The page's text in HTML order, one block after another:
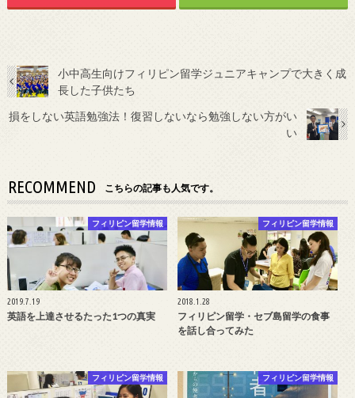
小中高生向けフィリピン留学ジュニアキャンプで大きく成
長した子供たち
損をしない英語勉強法！復習しないなら勉強しない方がい
い
RECOMMEND こちらの記事も人気です。
フィリピン留学情報
2019.7.19
英語を上達させるたった1つの真実
フィリピン留学情報
2018.1.28
フィリピン留学・セブ島留学の食事
を話し合ってみた
フィリピン留学情報 フィリピン留学情報